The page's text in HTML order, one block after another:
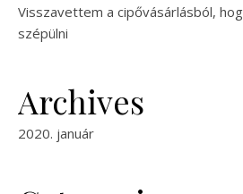
Visszavettem a cipővásárlásból,
szépülni
Archives
2020. január